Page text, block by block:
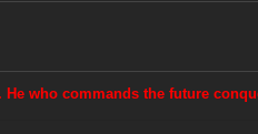
who commands the future